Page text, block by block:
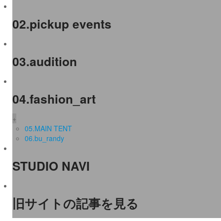
02.pickup events
03.audition
04.fashion_art
+
05.MAIN TENT
06.bu_randy
STUDIO NAVI
旧サイトの記事を見る